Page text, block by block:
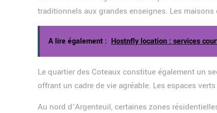
traditionnels aux grandes enseignes. Les
A lire également : Hostnfly location : services
Le quartier des Coteaux constitue également un
offrant un cadre de vie agréable. Les espaces
Au nord d’Argenteuil, certaines zones